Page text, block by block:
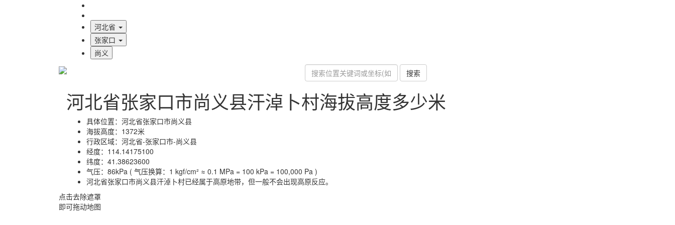
河北省
张家口
尚义
搜索
河北省张家口市尚义县汗淖卜村海拔高度多少米
具体位置： 河北省张家口市尚义县
海拔高度： 1372米
行政区域： 河北省-张家口市-尚义县
经度： 114.14175100
纬度： 41.38623600
气压： 86kPa ( 气压换算：1 kgf/cm² ≈ 0.1 MPa = 100 kPa = 100,000 Pa )
河北省张家口市尚义县汗淖卜村已经属于高原地带，但一般不会出现高原反应。
点击去除遮罩
即可拖动地图